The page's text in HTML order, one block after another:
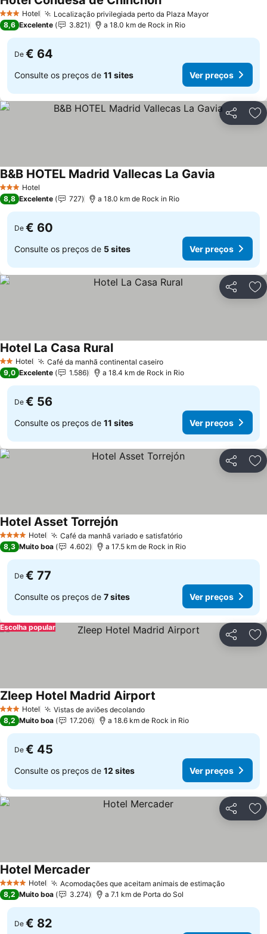
3 EstrelasHotel Localização privilegiada perto da Plaza Mayor
8,6 Excelente 3.821 a 18.0 km de Rock in Rio
De € 64
Consulte os preços de 11 sites Ver preços
Partilhar
3 EstrelasHotel
B&B HOTEL Madrid Vallecas La Gavia
8,8 Excelente 727 a 18.0 km de Rock in Rio
De € 60
Consulte os preços de 5 sites Ver preços
Partilhar
2 Estrelas
Hotel Café da manhã continental caseiro
Hotel La Casa Rural
9,0 Excelente 1.586 a 18.4 km de Rock in Rio
De € 56
Consulte os preços de 11 sites Ver preços
Partilhar
4 EstrelasHotel Café da manhã variado e satisfatório
Hotel Asset Torrejón
8,3 Muito boa 4.602 a 17.5 km de Rock in Rio
De € 77
Consulte os preços de 7 sites Ver preços
Partilhar
Escolha popular
3 EstrelasHotel Vistas de aviões decolando
Zleep Hotel Madrid Airport
8,2 Muito boa 17.206 a 18.6 km de Rock in Rio
De € 45
Consulte os preços de 12 sites Ver preços
Partilhar
4 EstrelasHotel Acomodações que aceitam animais de estimação
Hotel Mercader
8,2 Muito boa 3.274 a 7.1 km de Porta do Sol
De € 82